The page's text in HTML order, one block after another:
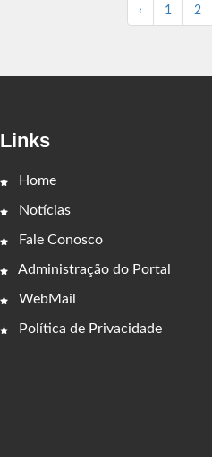
‹ 1 2
Links
Home
Notícias
Fale Conosco
Administração do Portal
WebMail
Política de Privacidade